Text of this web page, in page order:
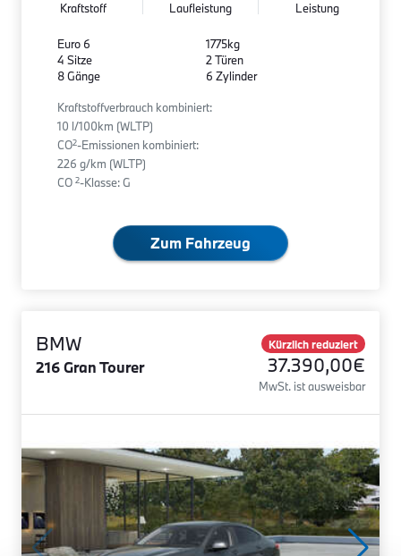
Kraftstoff Laufleistung Leistung
Euro 6
4 Sitze
8 Gänge
1775kg
2 Türen
6 Zylinder
Kraftstoffverbrauch kombiniert:
10 l/100km (WLTP)
CO2-Emissionen kombiniert:
226 g/km (WLTP)
CO 2-Klasse: G
Zum Fahrzeug
BMW
216 Gran Tourer
Kürzlich reduziert
37.390,00€
MwSt. ist ausweisbar